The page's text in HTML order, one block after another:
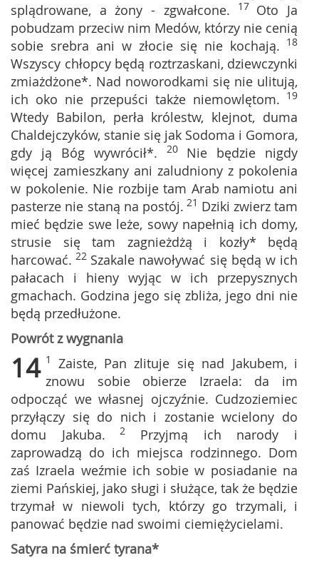
splądrowane, a żony - zgwałcone. 17 Oto Ja
pobudzam przeciw nim Medów, którzy nie cenią
sobie srebra ani w złocie się nie kochają. 18
Wszyscy chłopcy będą roztrzaskani, dziewczynki
zmiażdżone*. Nad noworodkami się nie ulitują,
ich oko nie przepuści także niemowlętom. 19
Wtedy Babilon, perła królestw, klejnot, duma
Chaldejczyków, stanie się jak Sodoma i Gomora,
gdy ją Bóg wywrócił*. 20 Nie będzie nigdy
więcej zamieszkany ani zaludniony z pokolenia
w pokolenie. Nie rozbije tam Arab namiotu ani
pasterze nie staną na postój. 21 Dziki zwierz tam
mieć będzie swe leże, sowy napełnią ich domy,
strusie się tam zagnieżdżą i kozły* będą
harcować. 22 Szakale nawoływać się będą w ich
pałacach i hieny wyjąc w ich przepysznych
gmachach. Godzina jego się zbliża, jego dni nie
będą przedłużone.
Powrót z wygnania
14 1 Zaiste, Pan zlituje się nad Jakubem, i
znowu sobie obierze Izraela: da im
odpocząć we własnej ojczyźnie. Cudzoziemiec
przyłączy się do nich i zostanie wcielony do
domu Jakuba. 2 Przyjmą ich narody i
zaprowadzą do ich miejsca rodzinnego. Dom
zaś Izraela weźmie ich sobie w posiadanie na
ziemi Pańskiej, jako sługi i służące, tak że będzie
trzymał w niewoli tych, którzy go trzymali, i
panować będzie nad swoimi ciemiężycielami.
Satyra na śmierć tyrana*